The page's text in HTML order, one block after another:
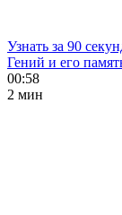
Узнать за 90
Гений и его
00:58
2 мин